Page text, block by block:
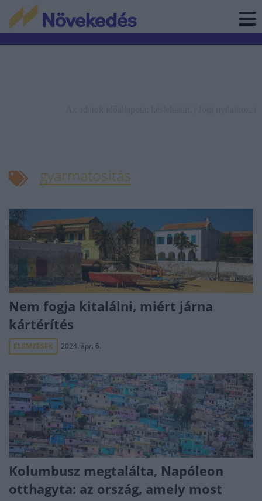
gyarmatosítás
Nem fogja kitalálni, miért járna
kártérítés
ELEMZÉSEK 2024. ápr. 6.
Kolumbusz megtalálta, Napóleon
otthagyta: az ország, amely most